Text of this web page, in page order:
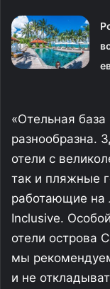
«Отельная
разнообразна.
отели с
так и пляжные
работающие на
Inclusive.
отели острова
мы
и не